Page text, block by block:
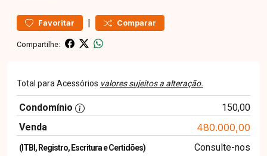
Favoritar | Comparar
Compartilhe:
Total para Acessórios valores sujeitos a alteração.
Condomínio
150,00
Venda
480.000,00
(ITBI, Registro, Escritura e Certidões) Consulte-nos